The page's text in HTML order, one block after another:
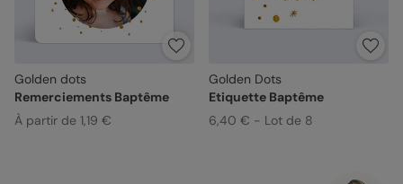
Golden dots
Remerciements Baptême
À partir de 1,19 €
Golden Dots
Etiquette Baptême
6,40 € - Lot de 8